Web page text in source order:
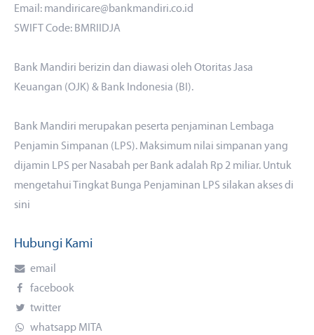
Email: mandiricare@bankmandiri.co.id
SWIFT Code: BMRIIDJA
Bank Mandiri berizin dan diawasi oleh Otoritas Jasa
Keuangan (OJK) & Bank Indonesia (BI).
Bank Mandiri merupakan peserta penjaminan Lembaga
Penjamin Simpanan (LPS). Maksimum nilai simpanan yang
dijamin LPS per Nasabah per Bank adalah Rp 2 miliar. Untuk
mengetahui Tingkat Bunga Penjaminan LPS silakan aksesdi
sini
Hubungi Kami
email
facebook
twitter
whatsapp MITA